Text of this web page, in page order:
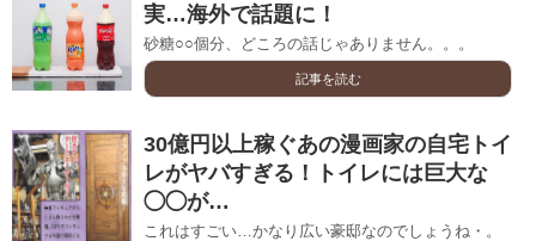
実…海外で話題に！
砂糖○○個分、どころの話じゃありません。。。
記事を読む
30億円以上稼ぐあの漫画家の自宅トイ
レがヤバすぎる！トイレには巨大な
◯◯が…
これはすごい…かなり広い豪邸なのでしょうね・。